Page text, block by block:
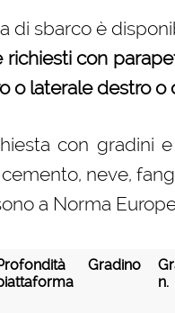
di sbarco è
con
o laterale destro
con gradini
neve,
a Norma
Gradino
n.